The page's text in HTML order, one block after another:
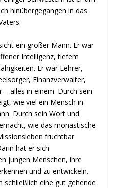
hinübergegangen in das
ein großer Mann. Er war
Intelligenz, tiefem
Er war Lehrer,
Finanzverwalter,
– alles in einem. Durch sein
wie viel ein Mensch in
Durch sein Wort und
wie das monastische
fruchtbar
hat er sich
jungen Menschen, ihre
und zu entwickeln.
schließlich eine gut gehende